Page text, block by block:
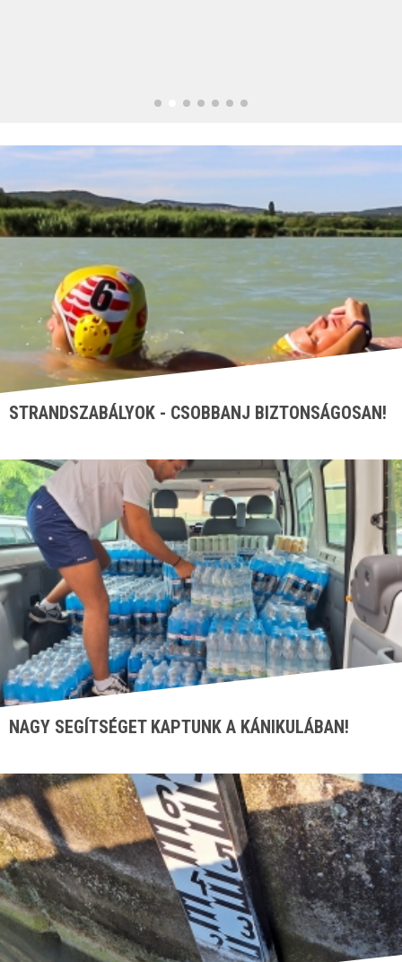
STRANDSZABÁLYOK - CSOBBANJ BIZTONSÁGOSAN!
NAGY SEGÍTSÉGET KAPTUNK A KÁNIKULÁBAN!